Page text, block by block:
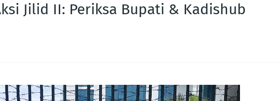
Jilid II: Periksa Bupati & Kadishub